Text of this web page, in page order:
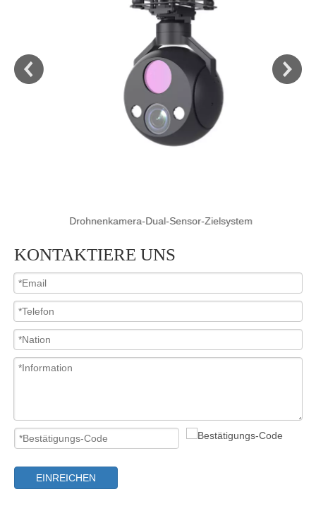
Drohnenkamera-Dual-Sensor-Zielsystem
KONTAKTIERE UNS
EINREICHEN